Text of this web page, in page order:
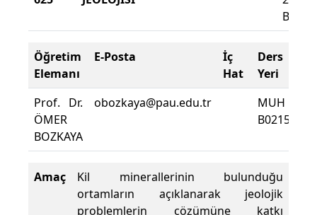
Bahar
Öğretim
Elemanı
E-Posta
İç
Hat
Ders
Yeri
Prof. Dr.
ÖMER
BOZKAYA
obozkaya@pau.edu.tr
MUH
B0215
Amaç
Kil minerallerinin bulunduğu
ortamların açıklanarak jeolojik
problemlerin çözümüne katkı